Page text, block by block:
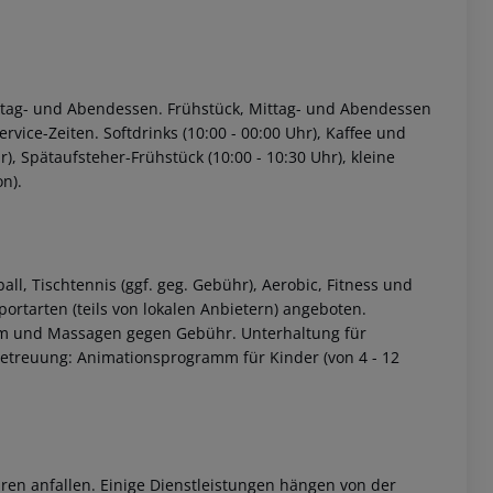
und Abendessen. Frühstück, Mittag- und Abendessen
Zeiten. Softdrinks (10:00 - 00:00 Uhr), Kaffee und
Spätaufsteher-Frühstück (10:00 - 10:30 Uhr), kleine
Tischtennis (ggf. geg. Gebühr), Aerobic, Fitness und
(teils von lokalen Anbietern) angeboten.
und Massagen gegen Gebühr. Unterhaltung für
Animationsprogramm für Kinder (von 4 - 12
anfallen. Einige Dienstleistungen hängen von der